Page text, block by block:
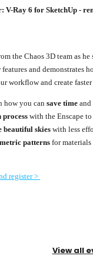
V-Ray 6 for SketchUp -
the Chaos 3D team as he
and demonstrates
workflow and create faster
how you can save time and
process with the Enscape
beautiful skies with less
patterns for materials
register >
View all